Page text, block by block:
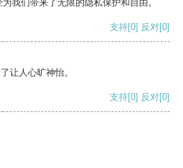
我们带来了无限的隐私保护和自由。
支持[0] 反对[0]
让人心旷神怡。
支持[0] 反对[0]